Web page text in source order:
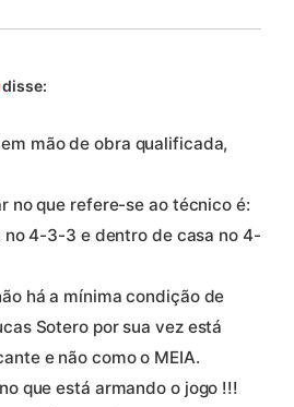
disse:
mão de obra qualificada,
no que refere-se ao técnico é:
no 4-3-3 e dentro de casa no 4-
há a mínima condição de
Sotero por sua vez está
e não como o MEIA.
que está armando o jogo !!!